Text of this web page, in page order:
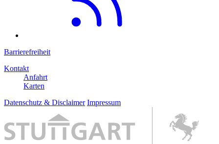
Barrierefreiheit
Kontakt
Anfahrt
Karten
Datenschutz & Disclaimer Impressum